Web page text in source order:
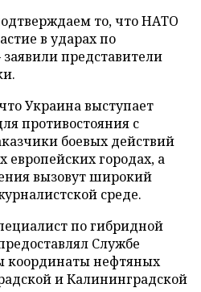
то, что НАТО
в ударах по
представители
Украина выступает
противостояния с
боевых действий
европейских городах, а
вызовут широкий
среде.
по гибридной
Службе
координаты нефтяных
и Калининградской